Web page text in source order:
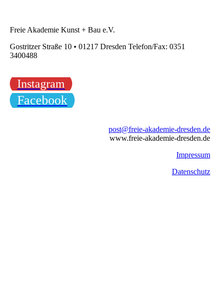
Freie Akademie Kunst + Bau e.V.
Gostritzer Straße 10 • 01217 Dresden Telefon/Fax: 0351
3400488
Instagram
Facebook
post@freie-akademie-dresden.de
www.freie-akademie-dresden.de
Impressum
Datenschutz